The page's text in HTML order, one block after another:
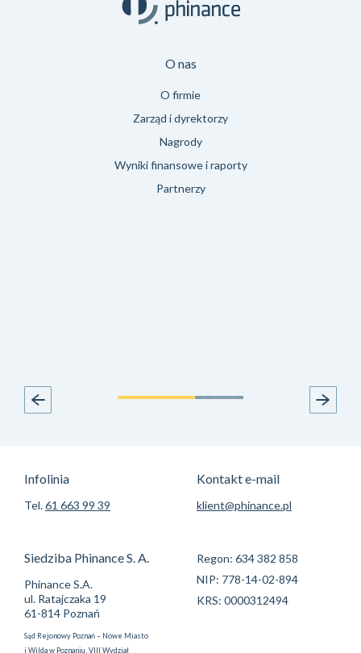
O nas
O firmie
Zarząd i dyrektorzy
Nagrody
Wyniki finansowe i raporty
Partnerzy
Infolinia
Tel.61 663 99 39
Kontakt e-mail
klient@phinance.pl
Siedziba Phinance S. A.
Phinance S.A.
ul. Ratajczaka 19
61-814 Poznań
Sąd Rejonowy Poznań – Nowe Miasto
i Wilda w Poznaniu, VIII Wydział
Regon: 634 382 858
NIP: 778-14-02-894
KRS: 0000312494